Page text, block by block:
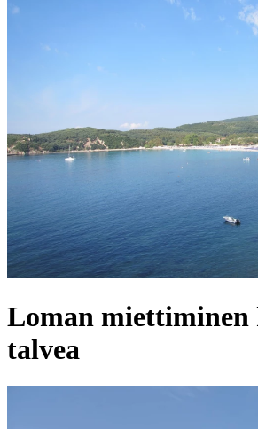
Loman miettiminen
talvea